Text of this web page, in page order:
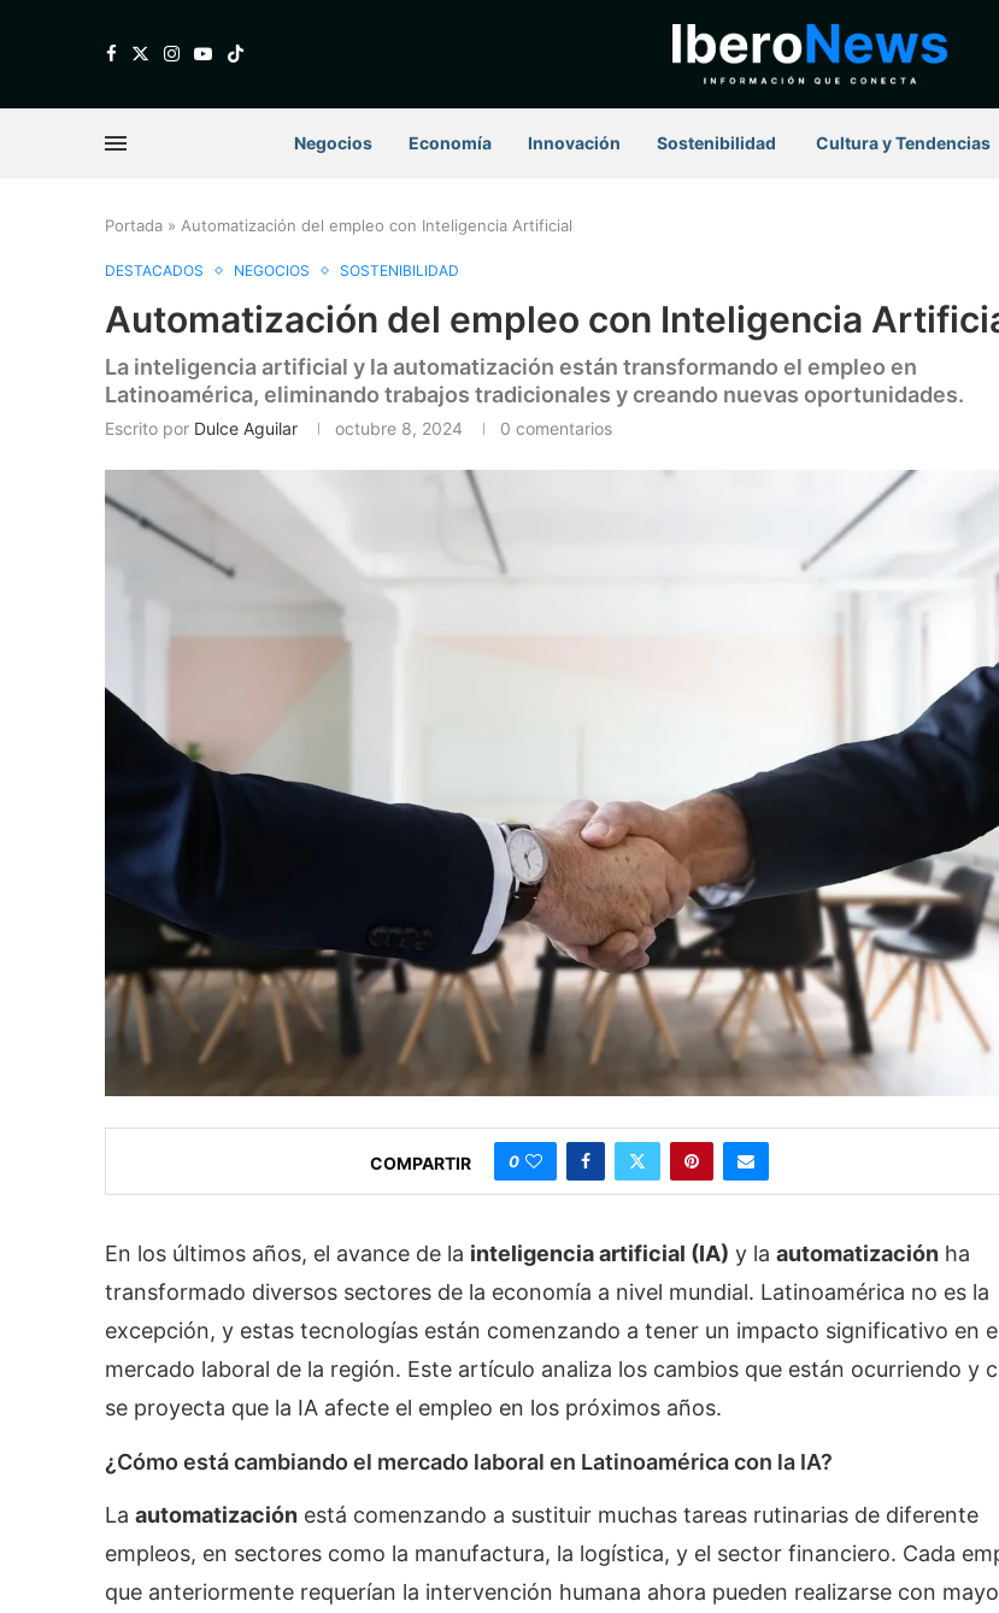
Negocios Economía Innovación Sostenibilidad ⁠ Cultura y Tendencias
Portada » Automatización del empleo con Inteligencia Artificial
DESTACADOS NEGOCIOS SOSTENIBILIDAD
Automatización del empleo con Inteligencia
La inteligencia artificial y la automatización están transformando el empleo en
Latinoamérica, eliminando trabajos tradicionales y creando nuevas oportunidades.
Escrito por Dulce Aguilar octubre 8, 2024 0 comentarios
COMPARTIR 0
En los últimos años, el avance de la inteligencia artificial (IA) y la automatización ha
transformado diversos sectores de la economía a nivel mundial. Latinoamérica no es la
excepción, y estas tecnologías están comenzando a tener un impacto significativo en
mercado laboral de la región. Este artículo analiza los cambios que están ocurriendo y
se proyecta que la IA afecte el empleo en los próximos años.
¿Cómo está cambiando el mercado laboral en Latinoamérica con la IA?
La automatización está comenzando a sustituir muchas tareas rutinarias de diferente
empleos, en sectores como la manufactura, la logística, y el sector financiero. Cada
que anteriormente requerían la intervención humana ahora pueden realizarse con